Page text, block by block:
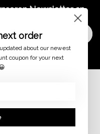
Newsletter an
Melde dich an
order
about our newest
coupon for your next